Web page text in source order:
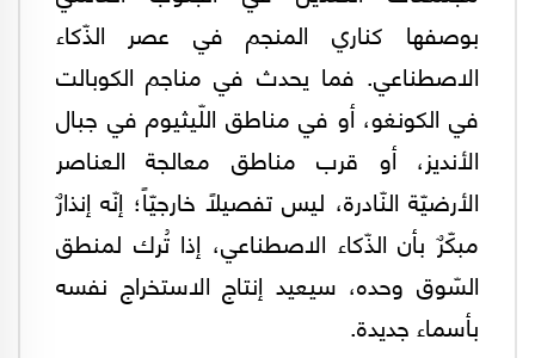
بوصفها كناري المنجم في عصر الذّكاء
الاصطناعي. فما يحدث في مناجم الكوبالت
في الكونغو، أو في مناطق اللّيثيوم في جبال
الأنديز، أو قرب مناطق معالجة العناصر
الأرضيّة النّادرة، ليس تفصيلاً خارجيّاً؛ إنّه إنذارٌ
مبكّرٌ بأن الذّكاء الاصطناعي، إذا تُرك لمنطق
السّوق وحده، سيعيد إنتاج الاستخراج نفسه
بأسماء جديدة.